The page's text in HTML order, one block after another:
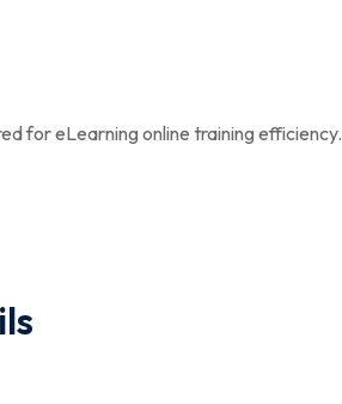
for eLearning online training efficiency.